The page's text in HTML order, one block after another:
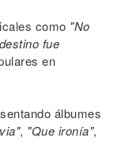
como "No
fue
en
álbumes
, "Que ironía",